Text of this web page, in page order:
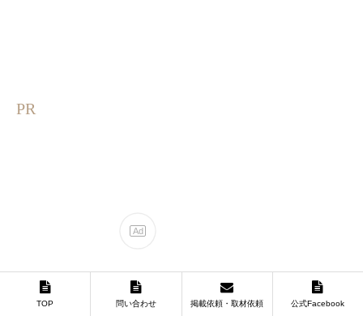
PR
TOP 問い合わせ 掲載依頼・取材依頼 公式Facebook